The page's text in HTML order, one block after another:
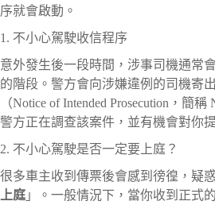
序就會啟動。
1. 不小心駕駛收信程序
意外發生後一段時間，涉事司機通常
的階段。警方會向涉嫌違例的司機寄
（Notice of Intended Prosecution，簡
警方正在調查該案件，並有機會對你
2. 不小心駕駛是否一定要上庭？
很多車主收到傳票後會感到徬徨，疑
上庭 」。一般情況下，當你收到正式